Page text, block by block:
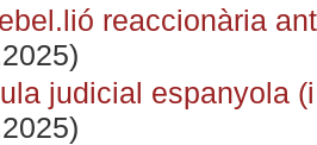
reaccionària
judicial espanyola